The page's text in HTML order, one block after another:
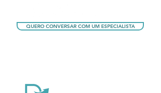
QUERO CONVERSAR COM UM ESPECIALISTA